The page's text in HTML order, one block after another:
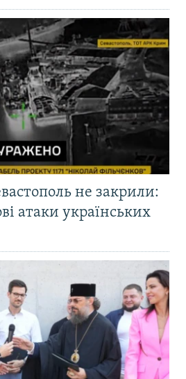
не закрили:
атаки українських